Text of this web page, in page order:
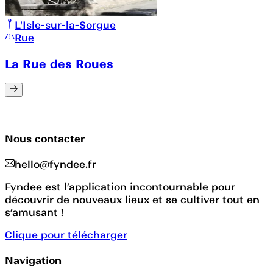
L'Isle-sur-la-Sorgue
Rue
La Rue des Roues
Nous contacter
hello@fyndee.fr
Fyndee est l’application incontournable pour
découvrir de nouveaux lieux et se cultiver tout en
s’amusant !
Clique pour télécharger
Navigation